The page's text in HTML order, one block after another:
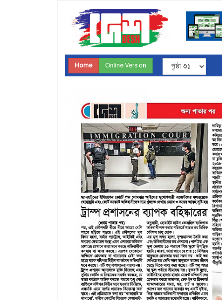
Home Online Version